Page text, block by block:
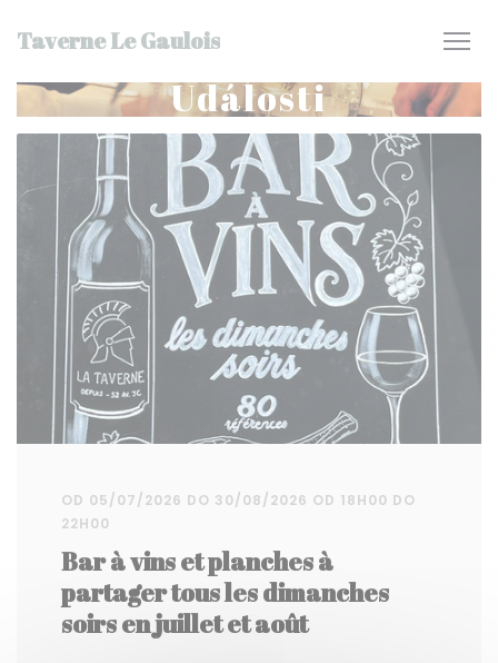
Taverne Le Gaulois
Události
OD 05/07/2026 DO 30/08/2026 OD 18H00 DO
22H00
Bar à vins et planches à
partager tous les dimanches
soirs en juillet et août